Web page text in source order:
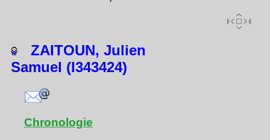
ZAITOUN, Julien
Samuel (I343424)
Chronologie